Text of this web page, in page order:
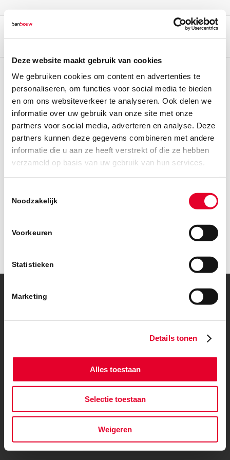
Deze website maakt gebruik van cookies
We gebruiken cookies om content en advertenties te
personaliseren, om functies voor social media te bieden
en om ons websiteverkeer te analyseren. Ook delen we
informatie over uw gebruik van onze site met onze
partners voor social media, adverteren en analyse. Deze
partners kunnen deze gegevens combineren met andere
informatie die u aan ze heeft verstrekt of die ze hebben
verzameld op basis van uw gebruik van hun services.
Noodzakelijk
Voorkeuren
Statistieken
Marketing
Details tonen
Alles toestaan
Selectie toestaan
Weigeren
© Copyright – BanBouw | Onderdeel van de
Algemene